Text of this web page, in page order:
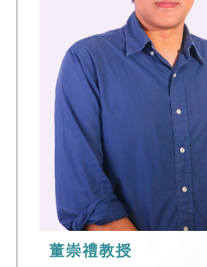
董崇禮教授